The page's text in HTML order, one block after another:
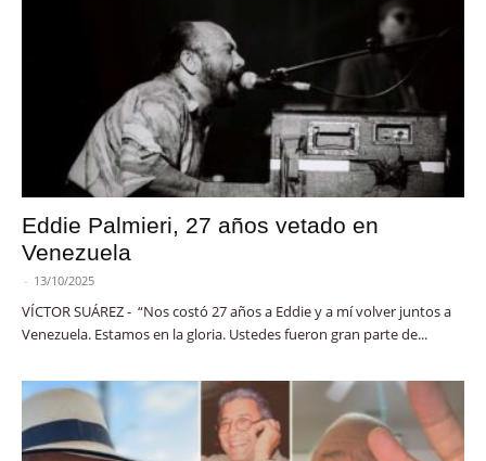
Eddie Palmieri, 27 años vetado en
Venezuela
- 13/10/2025
VÍCTOR SUÁREZ - “Nos costó 27 años a Eddie y a mí volver juntos a
Venezuela. Estamos en la gloria. Ustedes fueron gran parte de...